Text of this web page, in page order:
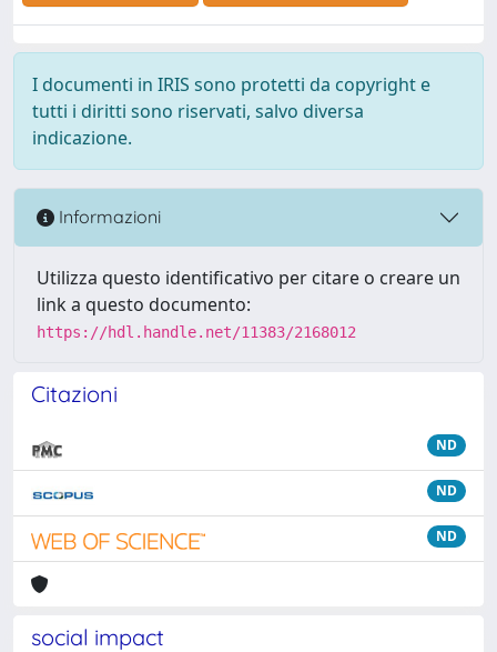
I documenti in IRIS sono protetti da copyright e
tutti i diritti sono riservati, salvo diversa
indicazione.
Informazioni
Utilizza questo identificativo per citare o creare un
link a questo documento:
https://hdl.handle.net/11383/2168012
Citazioni
ND
ND
ND
social impact